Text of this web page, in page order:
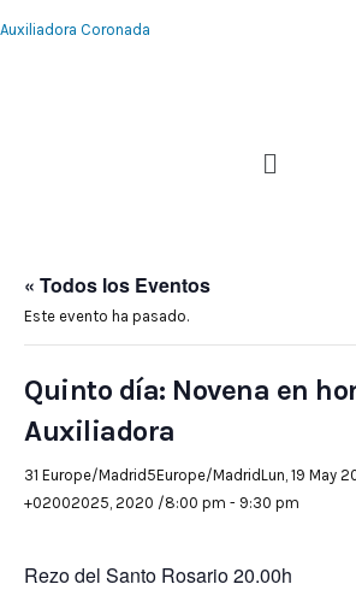
Auxiliadora Coronada
« Todos los Eventos
Este evento ha pasado.
Quinto día: Novena en
Auxiliadora
31 Europe/Madrid5Europe/MadridLun, 19 May
+02002025, 2020 /8:00 pm - 9:30 pm
Rezo del Santo Rosario 20.00h